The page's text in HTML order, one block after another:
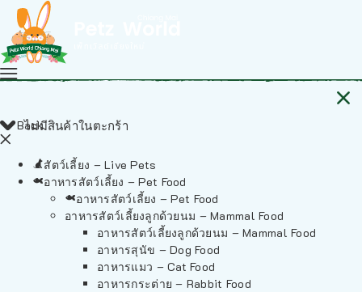
ไม่มีสินค้าในตะกร้า
Back
สัตว์เลี้ยง – Live Pets
อาหารสัตว์เลี้ยง – Pet Food
อาหารสัตว์เลี้ยง – Pet Food
อาหารสัตว์เลี้ยงลูกด้วยนม – Mammal Food
อาหารสัตว์เลี้ยงลูกด้วยนม – Mammal Food
อาหารสุนัข – Dog Food
อาหารแมว – Cat Food
อาหารกระต่าย – Rabbit Food